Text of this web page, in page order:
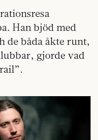
Han bjöd med
de båda åkte runt,
gjorde vad